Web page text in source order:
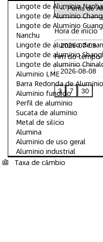
Lingote de Alumínio
Lingote de Alumínio
Lingote de Alumínio
Nanchu
Lingote de alumínio de
Lingote de alumínio
Lingote de alumínio
Alumínio LME
Barra Redonda de Alumínio
Alumínio fundido
Perfil de alumínio
Sucata de alumínio
Metal de silício
Alumina
Alumínio de uso geral
Alumínio industrial
Taxa de câmbio
Hora de início
Fim do tempo
3 7 30